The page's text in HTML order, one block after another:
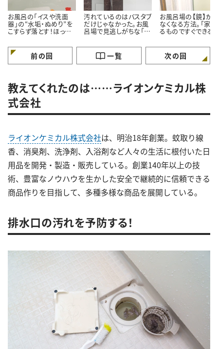
お風呂の「イスや洗面
器」の“水垢・ぬめり”を
こすらず落とす！ほった
汚れているのはバスタブ
だけじゃなかった。お風
呂場で見逃しがちな「意
所」とは
お風呂場の【鏡】が
なくなる方法。「家
るものですぐできる！
いんだ…」
前の回 一覧 次の回
教えてくれたのは……ライオンケミカル株
式会社
ライオンケミカル株式会社は、明治18年創業。蚊取り線
香、消臭剤、洗浄剤、入浴剤など人々の生活に根付いた日
用品を開発・製造・販売している。創業140年以上の技
術、豊富なノウハウを生かした安全で継続的に信頼できる
商品作りを目指して、多種多様な商品を展開している。
排水口の汚れを予防する！